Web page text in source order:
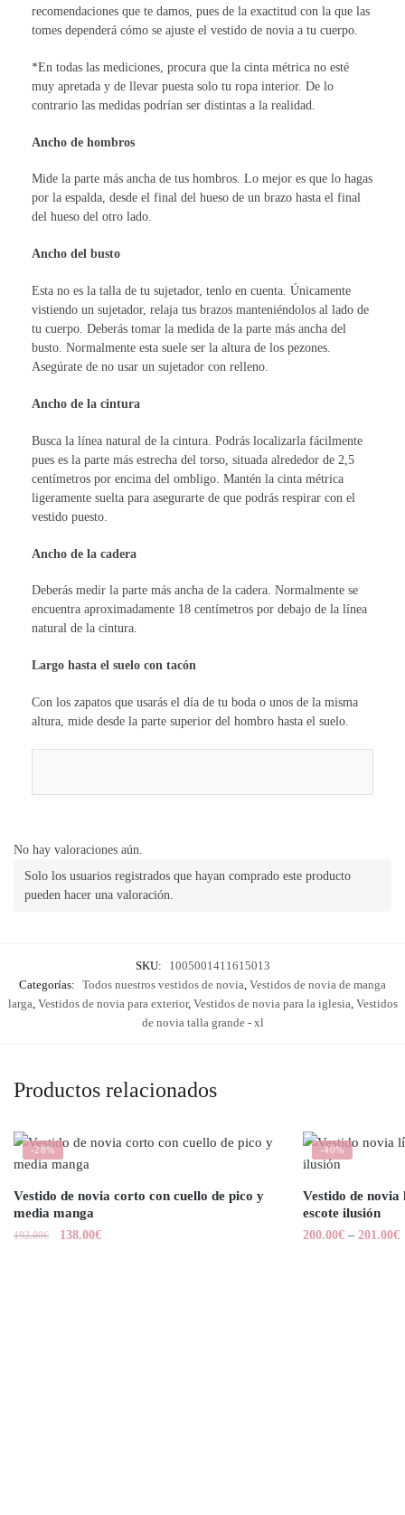
recomendaciones que te damos, pues de la exactitud con la que las
tomes dependerá cómo se ajuste el vestido de novia a tu cuerpo.
*En todas las mediciones, procura que la cinta métrica no esté
muy apretada y de llevar puesta solo tu ropa interior. De lo
contrario las medidas podrían ser distintas a la realidad.
Ancho de hombros
Mide la parte más ancha de tus hombros. Lo mejor es que lo hagas
por la espalda, desde el final del hueso de un brazo hasta el final
del hueso del otro lado.
Ancho del busto
Esta no es la talla de tu sujetador, tenlo en cuenta. Únicamente
vistiendo un sujetador, relaja tus brazos manteniéndolos al lado de
tu cuerpo. Deberás tomar la medida de la parte más ancha del
busto. Normalmente esta suele ser la altura de los pezones.
Asegúrate de no usar un sujetador con relleno.
Ancho de la cintura
Busca la línea natural de la cintura. Podrás localizarla fácilmente
pues es la parte más estrecha del torso, situada alrededor de 2,5
centímetros por encima del ombligo. Mantén la cinta métrica
ligeramente suelta para asegurarte de que podrás respirar con el
vestido puesto.
Ancho de la cadera
Deberás medir la parte más ancha de la cadera. Normalmente se
encuentra aproximadamente 18 centímetros por debajo de la línea
natural de la cintura.
Largo hasta el suelo con tacón
Con los zapatos que usarás el día de tu boda o unos de la misma
altura, mide desde la parte superior del hombro hasta el suelo.
No hay valoraciones aún.
Solo los usuarios registrados que hayan comprado este producto
pueden hacer una valoración.
SKU:
1005001411615013
Categorías: Todos nuestros vestidos de novia Vestidos de novia de manga
larga Vestidos de novia para exterior, Vestidos de novia para la iglesia Vestidos
de novia talla grande - xl
Productos relacionados
-28%
Vestido de novia corto con cuello de pico y
media manga
192.00€ 138.00€
-40%
Vestido de novia
escote ilusión
200.00€ – 201.00€